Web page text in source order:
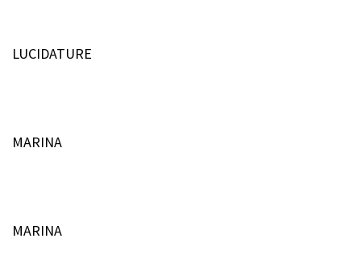
LUCIDATURE
MARINA
MARINA